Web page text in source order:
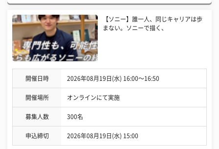
【ソニー】誰一人、同じキャリアは歩
まない。ソニーで描く、
開催日時 2026年08月19日(水) 16:00〜16:50
開催場所 オンラインにて実施
募集人数 300名
申込締切 2026年08月19日(水) 15:00